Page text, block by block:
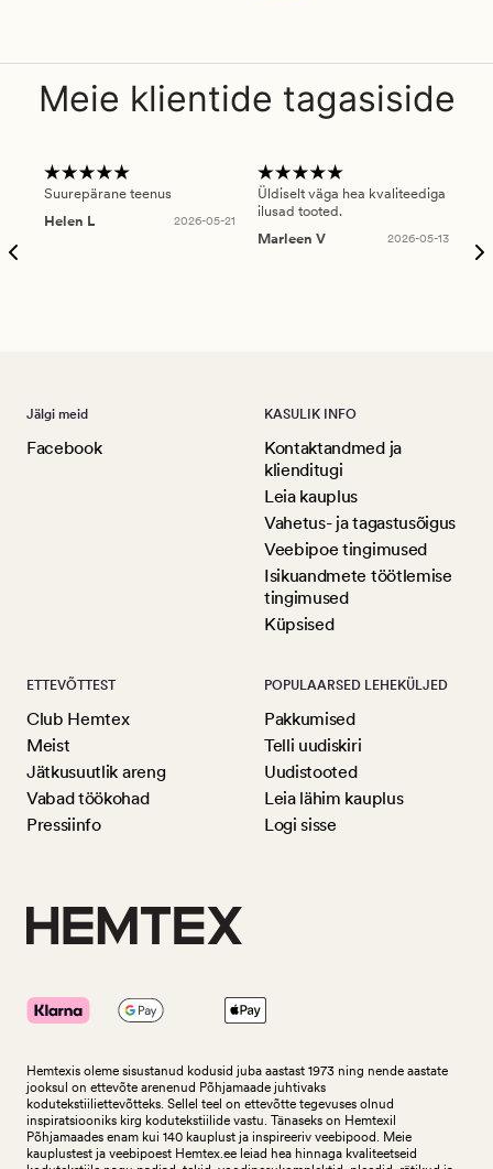
Meie klientide tagasiside
Suurepärane teenus
Helen L
2026-05-21
Üldiselt väga hea kvaliteediga
ilusad tooted.
Marleen V
2026-05-13
Jälgi meid
Facebook
KASULIK INFO
Kontaktandmed ja
klienditugi
Leia kauplus
Vahetus- ja tagastusõigus
Veebipoe tingimused
Isikuandmete töötlemise
tingimused
Küpsised
ETTEVÕTTEST
Club Hemtex
Meist
Jätkusuutlik areng
Vabad töökohad
Pressiinfo
POPULAARSED LEHEKÜLJED
Pakkumised
Telli uudiskiri
Uudistooted
Leia lähim kauplus
Logi sisse
Hemtexis oleme sisustanud kodusid juba aastast 1973 ning nende aastate
jooksul on ettevõte arenenud Põhjamaade juhtivaks
kodutekstiiliettevõtteks. Sellel teel on ettevõtte tegevuses olnud
inspiratsiooniks kirg kodutekstiilide vastu. Tänaseks on Hemtexil
Põhjamaades enam kui 140 kauplust ja inspireeriv veebipood. Meie
kauplustest ja veebipoest Hemtex.ee leiad hea hinnaga kvaliteetseid